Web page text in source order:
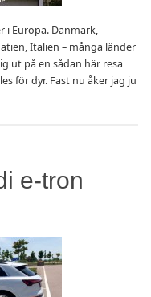
i Europa. Danmark,
Italien – många länder
ut på en sådan här resa
för dyr. Fast nu åker jag ju
e-tron